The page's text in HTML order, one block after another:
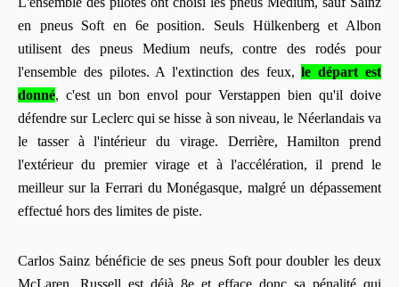
en pneus Soft en 6e position. Seuls Hülkenberg et Albon
utilisent des pneus Medium neufs, contre des rodés pour
l'ensemble des pilotes. A l'extinction des feux,le départ est
donné, c'est un bon envol pour Verstappen bien qu'il doive
défendre sur Leclerc qui se hisse à son niveau, le Néerlandais va
le tasser à l'intérieur du virage. Derrière, Hamilton prend
l'extérieur du premier virage et à l'accélération, il prend le
meilleur sur la Ferrari du Monégasque, malgré un dépassement
effectué hors des limites de piste.
Carlos Sainz bénéficie de ses pneus Soft pour doubler les deux
McLaren, Russell est déjà 8e et efface donc sa pénalité qui